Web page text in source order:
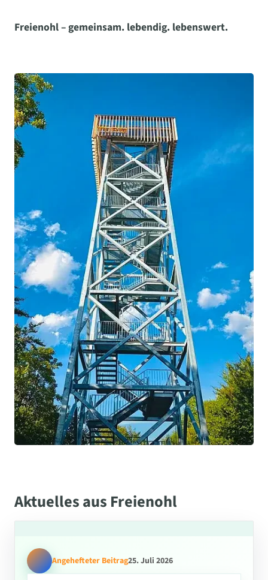
Freienohl – gemeinsam. lebendig. lebenswert.
Aktuelles aus Freienohl
Angehefteter Beitrag25. Juli 2026